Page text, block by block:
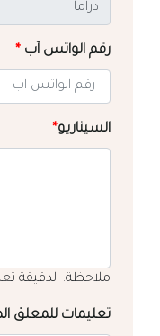
رقم الواتس آب *
السيناريو*
ملاحظة: الدقيقة تعادل 100 كلمة باللغة
تعليمات للمعلق